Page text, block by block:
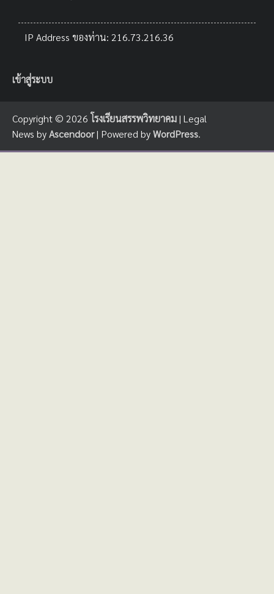
IP Address ของท่าน: 216.73.216.36
เข้าสู่ระบบ
Copyright © 2026 โรงเรียนสรรพวิทยาคม| Legal
News byAscendoor| Powered byWordPress.